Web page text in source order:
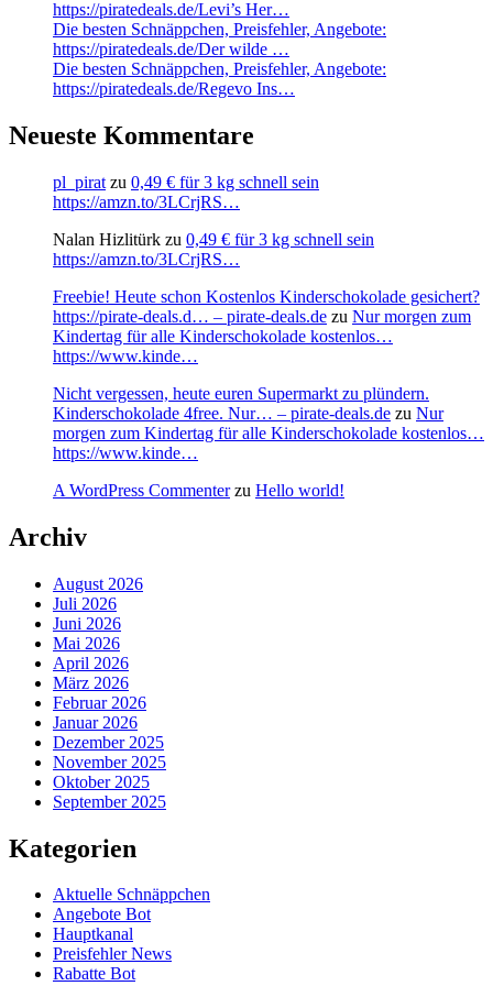
https://piratedeals.de/Levi’s Her…
Die besten Schnäppchen, Preisfehler, Angebote:
https://piratedeals.de/Der wilde …
Die besten Schnäppchen, Preisfehler, Angebote:
https://piratedeals.de/Regevo Ins…
Neueste Kommentare
pl_pirat zu 0,49 € für 3 kg schnell sein
https://amzn.to/3LCrjRS…
Nalan Hizlitürk zu 0,49 € für 3 kg schnell sein
https://amzn.to/3LCrjRS…
Freebie! Heute schon Kostenlos Kinderschokolade gesichert?
https://pirate-deals.d… – pirate-deals.de zu Nur morgen zum
Kindertag für alle Kinderschokolade kostenlos…
https://www.kinde…
Nicht vergessen, heute euren Supermarkt zu plündern.
Kinderschokolade 4free. Nur… – pirate-deals.de zu Nur
morgen zum Kindertag für alle Kinderschokolade kostenlos…
https://www.kinde…
A WordPress Commenterzu Hello world!
Archiv
August 2026
Juli 2026
Juni 2026
Mai 2026
April 2026
März 2026
Februar 2026
Januar 2026
Dezember 2025
November 2025
Oktober 2025
September 2025
Kategorien
Aktuelle Schnäppchen
Angebote Bot
Hauptkanal
Preisfehler News
Rabatte Bot